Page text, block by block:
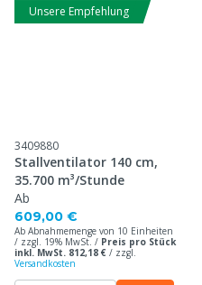
Unsere Empfehlung
3409880
Stallventilator 140 cm,
35.700 m³/Stunde
Ab
609,00 €
Ab Abnahmemenge von 10 Einheiten
/ zzgl. 19% MwSt. / Preis pro Stück
inkl. MwSt. 812,18 € / zzgl.
Versandkosten